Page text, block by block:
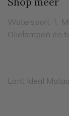
Watersport \
Olielampen en
Lont Ideal